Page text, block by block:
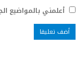
أعلمني بالمواضيع